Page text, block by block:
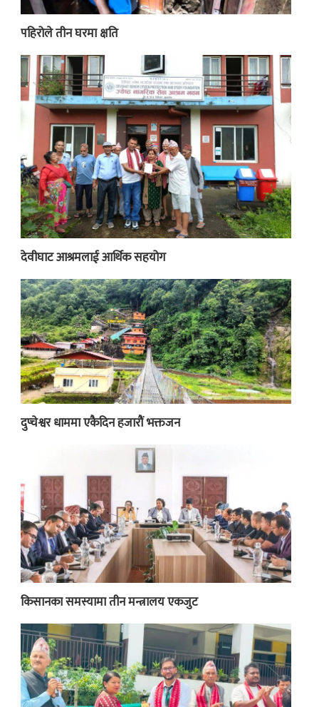
पहिरोले तीन घरमा क्षति
देवीघाट आश्रमलाई आर्थिक सहयोग
दुप्चेश्वर धाममा एकैदिन हजारौं भक्तजन
किसानका समस्यामा तीन मन्त्रालय एकजुट